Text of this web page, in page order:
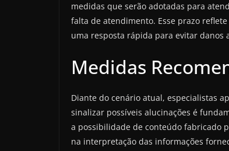
medidas que serão adotadas para
falta de atendimento. Esse prazo
uma resposta rápida para evitar danos
Medidas
Diante do cenário atual, especialistas
sinalizar possíveis alucinações é
a possibilidade de conteúdo fabricado
na interpretação das informações